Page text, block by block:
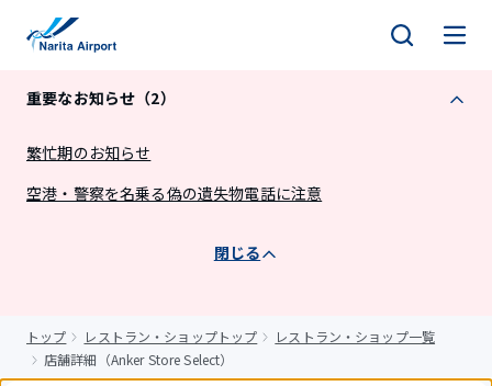
重要なお知らせ（2）
繁忙期のお知らせ
空港・警察を名乗る偽の遺失物電話に注意
閉じる
トップ レストラン・ショップトップ
レストラン・ショップ一覧
店舗詳細（Anker Store Select）